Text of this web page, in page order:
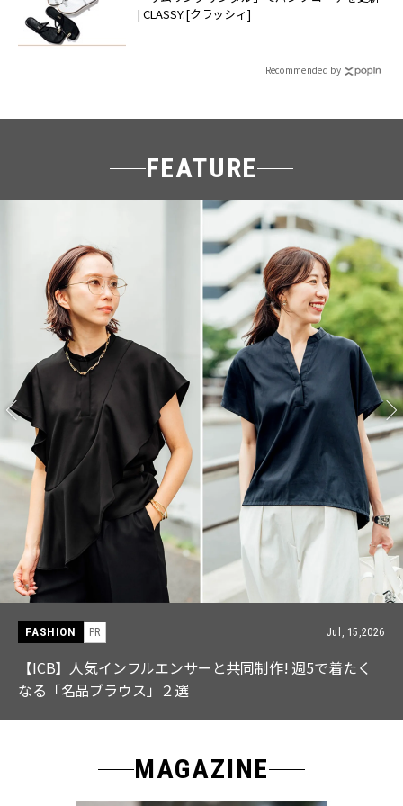
| CLASSY.[クラッシィ]
Recommended by
FEATURE
FASHION PR Jul, 15,2026
【ICB】人気インフルエンサーと共同制作! 週5で着たく
なる「名品ブラウス」２選
MAGAZINE